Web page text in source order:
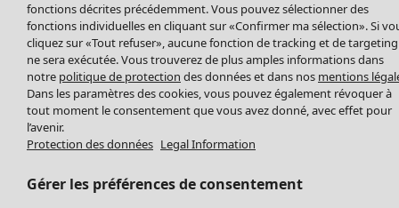
Les promos de Gudrun Sjödén
fonctions décrites précédemment. Vous pouvez sélectionner des
fonctions individuelles en cliquant sur «Confirmer ma sélection». Si
cliquez sur «Tout refuser», aucune fonction de tracking et de targeting
ne sera exécutée. Vous trouverez de plus amples informations dans
notre politique de protection des données et dans nos mentions
Dans les paramètres des cookies, vous pouvez également révoquer à
tout moment le consentement que vous avez donné, avec effet pour
l’avenir.
Protection des données Legal Information
Gérer les préférences de consentement